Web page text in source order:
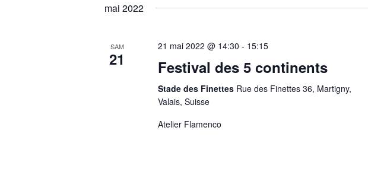
mai 2022
SAM
21
21 mai 2022 @ 14:30 - 15:15
Festival des 5 continents
Stade des Finettes Rue des Finettes 36, Martigny,
Valais, Suisse
Atelier Flamenco